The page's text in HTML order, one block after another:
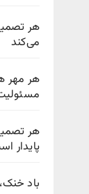
هر
می‌کند
هر مهر
هر
پایدار
باد